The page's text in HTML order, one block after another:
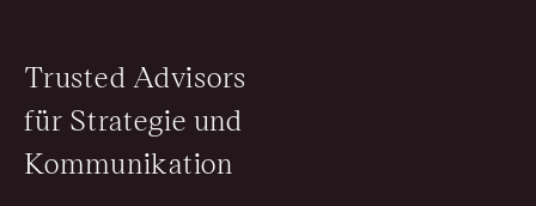
Trusted Advisors
für Strategie und
Kommunikation